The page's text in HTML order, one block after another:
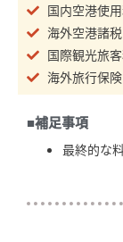
国内空港使
海外空港諸税
国際観光旅
海外旅行保険
■補足事項
最終的な